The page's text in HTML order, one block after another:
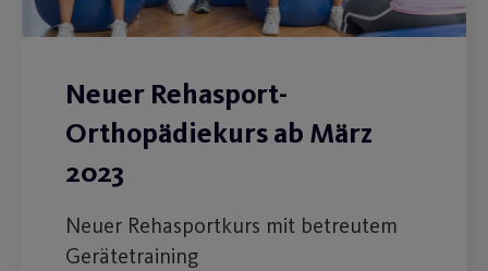
Neuer Rehasport-
Orthopädiekurs ab März
2023
Neuer Rehasportkurs mit betreutem
Gerätetraining